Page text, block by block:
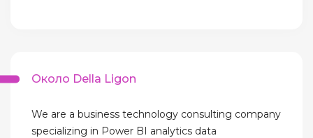
Около Della Ligon
We are a business technology consulting company
specializing in Power BI analytics data